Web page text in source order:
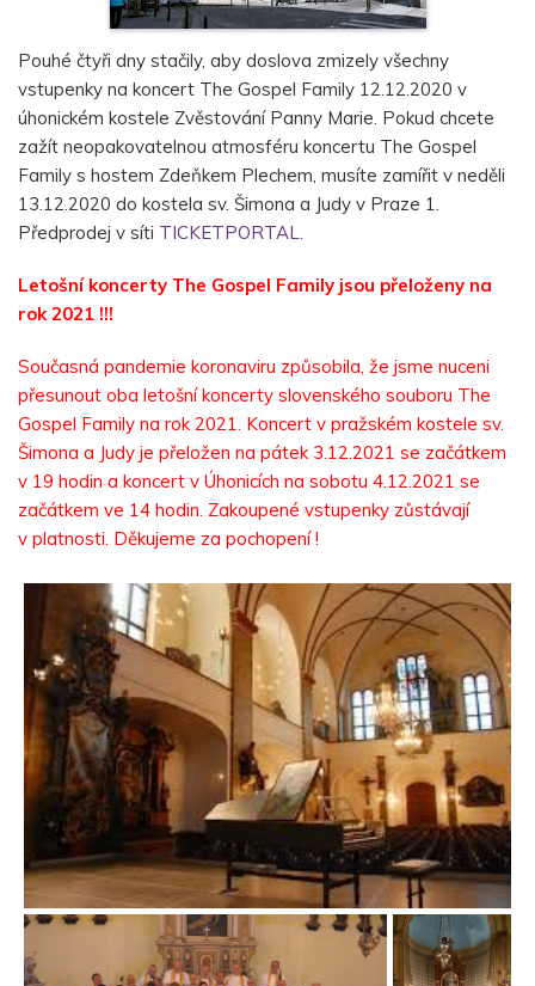
Pouhé čtyři dny stačily, aby doslova zmizely všechny
vstupenky na koncert The Gospel Family 12.12.2020 v
úhonickém kostele Zvěstování Panny Marie. Pokud chcete
zažít neopakovatelnou atmosféru koncertu The Gospel
Family s hostem Zdeňkem Plechem, musíte zamířit v neděli
13.12.2020 do kostela sv. Šimona a Judy v Praze 1.
Předprodej v síti TICKETPORTAL.
Letošní koncerty The Gospel Family jsou přeloženy na
rok 2021 !!!
Současná pandemie koronaviru způsobila, že jsme nuceni
přesunout oba letošní koncerty slovenského souboru The
Gospel Family na rok 2021. Koncert v pražském kostele sv.
Šimona a Judy je přeložen na pátek 3.12.2021 se začátkem
v 19 hodin a koncert v Úhonicích na sobotu 4.12.2021 se
začátkem ve 14 hodin. Zakoupené vstupenky zůstávají
v platnosti. Děkujeme za pochopení !